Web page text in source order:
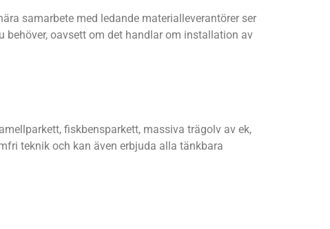
samarbete med ledande materialleverantörer ser
oavsett om det handlar om installation av
fiskbensparkett, massiva trägolv av ek,
teknik och kan även erbjuda alla tänkbara